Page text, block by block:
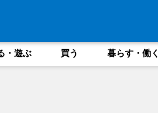
・遊ぶ 買う 暮らす・働く